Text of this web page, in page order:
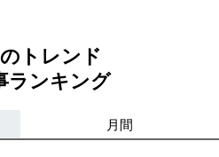
トレンド
ランキング
月間